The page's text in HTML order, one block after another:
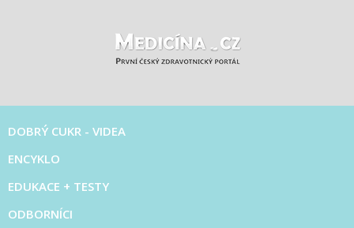
DOBRÝ CUKR - VIDEA
ENCYKLO
EDUKACE + TESTY
ODBORNÍCI